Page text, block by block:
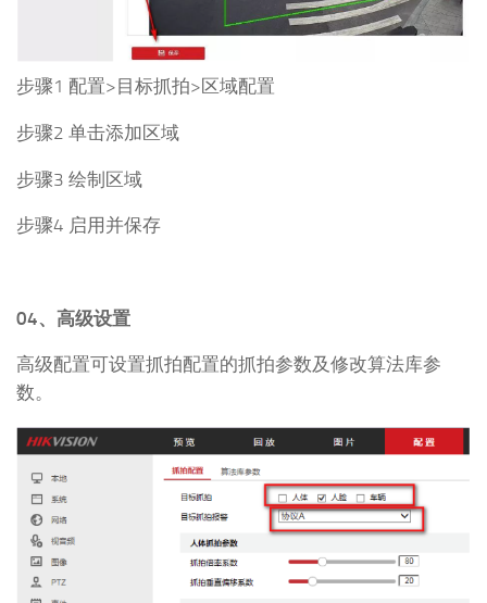
步骤1 配置>目标抓拍>区域配置
步骤2 单击添加区域
步骤3 绘制区域
步骤4 启用并保存
04、高级设置
高级配置可设置抓拍配置的抓拍参数及修改算法库参
数。